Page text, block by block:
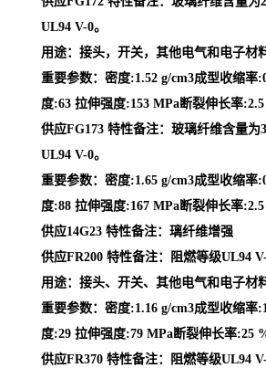
UL94 V-0。
用途：接头，开关，其他电气和电子材
重要参数：密度:1.52 g/cm3成型收缩率
度:63 拉伸强度:153 MPa断裂伸长率
供应FG173 特性备注：玻璃纤维含量
UL94 V-0。
重要参数：密度:1.65 g/cm3成型收缩率
度:88 拉伸强度:167 MPa断裂伸长率
供应14G23 特性备注：璃纤维增强
供应FR200 特性备注：阻燃等级UL94
用途：接头、开关、其他电气和电子材
重要参数：密度:1.16 g/cm3成型收缩率
度:29 拉伸强度:79 MPa断裂伸长率:25
供应FR370 特性备注：阻燃等级UL94